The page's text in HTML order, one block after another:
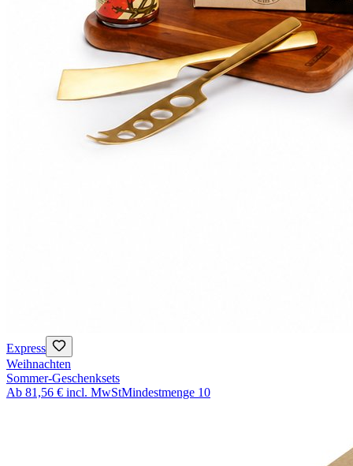
Express
Weihnachten
Sommer-Geschenksets
Ab 81,56 € incl. MwStMindestmenge 10